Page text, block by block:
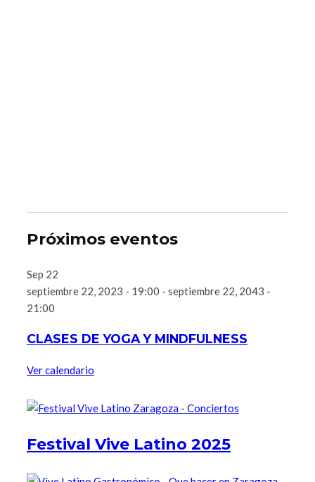
Próximos eventos
Sep 22
septiembre 22, 2023 - 19:00 - septiembre 22, 2043 -
21:00
CLASES DE YOGA Y MINDFULNESS
Ver calendario
Festival Vive Latino 2025